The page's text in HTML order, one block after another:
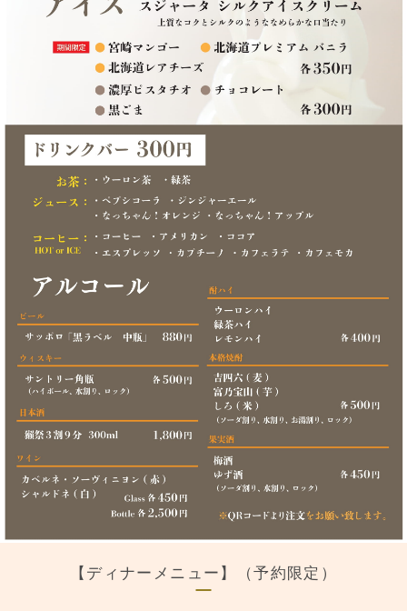
【ディナーメニュー】（予約限定）